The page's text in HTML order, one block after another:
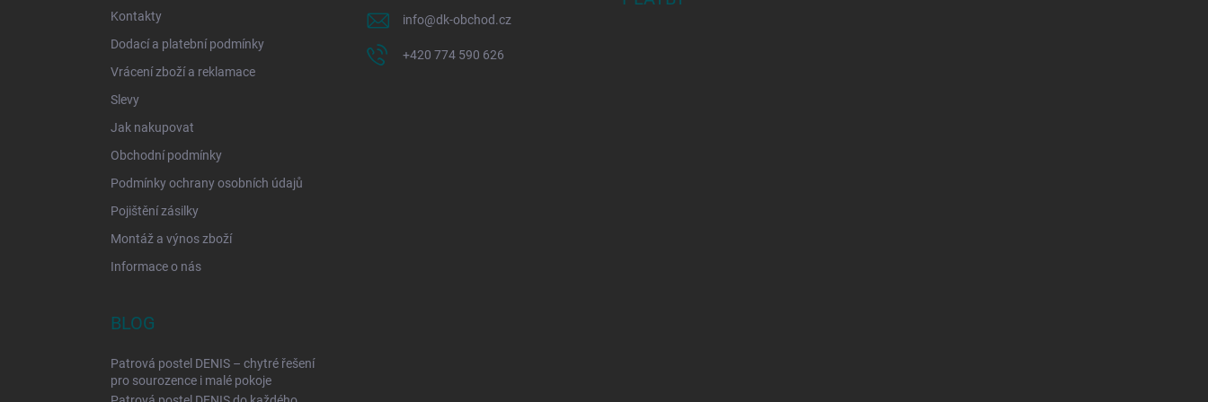
Kontakty
Dodací a platební podmínky
Vrácení zboží a reklamace
Slevy
Jak nakupovat
Obchodní podmínky
Podmínky ochrany osobních údajů
Pojištění zásilky
Montáž a výnos zboží
Informace o nás
info@dk-obchod.cz
+420 774 590 626
BLOG
Patrová postel DENIS – chytré řešení
pro sourozence i malé pokoje